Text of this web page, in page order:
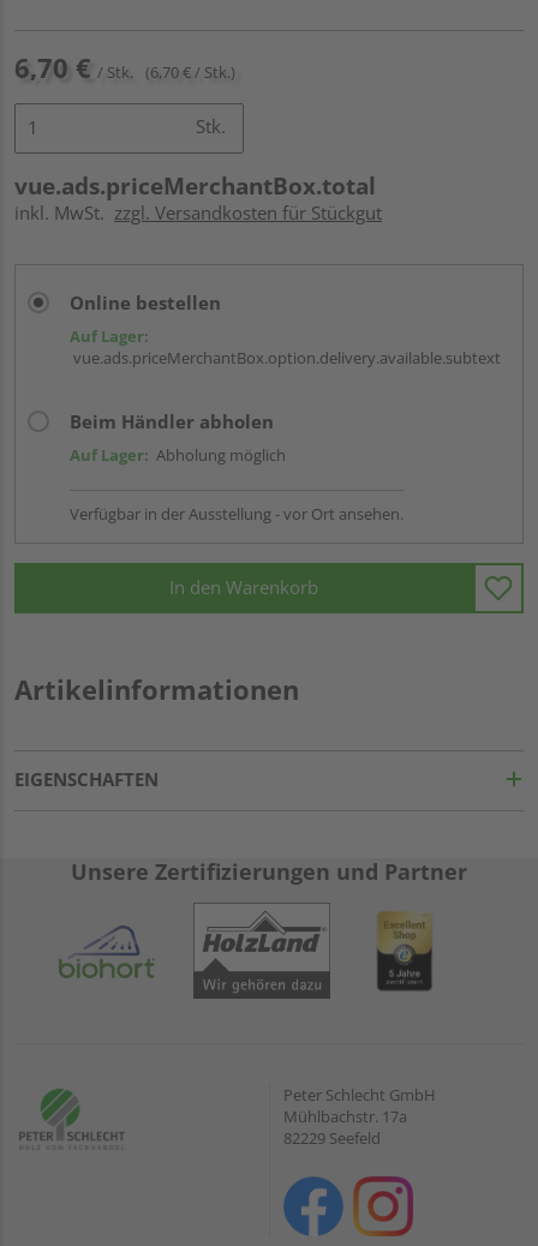
6,70 € / Stk. (6,70 € / Stk.)
Stk.
vue.ads.priceMerchantBox.total
inkl. MwSt. zzgl. Versandkosten für Stückgut
Online bestellen
Auf Lager:
vue.ads.priceMerchantBox.option.delivery.available.subtext
Beim Händler abholen
Auf Lager: Abholung möglich
Verfügbar in der Ausstellung - vor Ort ansehen.
In den Warenkorb
Artikelinformationen
EIGENSCHAFTEN
Unsere Zertifizierungen und Partner
Peter Schlecht GmbH
Mühlbachstr. 17a
82229 Seefeld